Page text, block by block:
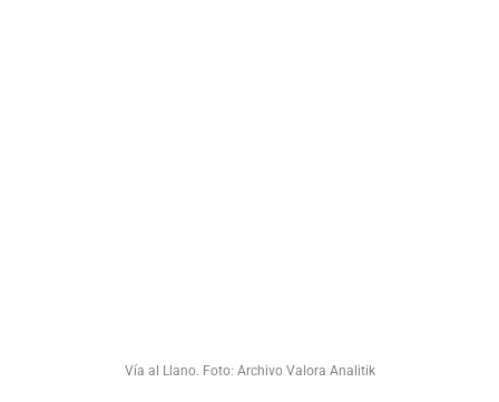
Vía al Llano. Foto: Archivo Valora Analitik